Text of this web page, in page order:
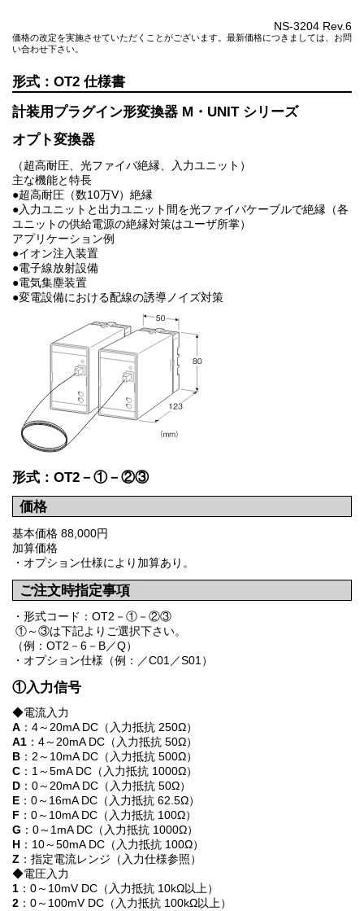
NS-3204 Rev.6
価格の改定を実施させていただくことがございます。最新価格につきましては、お問
い合わせ下さい。
OT2
計装用プラグイン形変換器 M・UNIT シリーズ
オプト変換器
（超高耐圧、光ファイバ絶縁、入力ユニット）
主な機能と特長
●超高耐圧（数10万V）絶縁
●入力ユニットと出力ユニット間を光ファイバケーブルで絶縁（各
ユニットの供給電源の絶縁対策はユーザ所掌）
アプリケーション例
●イオン注入装置
●電子線放射設備
●電気集塵装置
●変電設備における配線の誘導ノイズ対策
形式：OT2－①－②③
価格
基本価格 88,000円
加算価格
・オプション仕様により加算あり。
ご注文時指定事項
・形式コード：OT2－①－②③
①～③は下記よりご選択下さい。
（例：OT2－6－B／Q）
・オプション仕様（例：／C01／S01）
①入力信号
◆電流入力
A ：4～20mA DC（入力抵抗 250Ω）
A1 ：4～20mA DC（入力抵抗 50Ω）
B ：2～10mA DC（入力抵抗 500Ω）
C ：1～5mA DC（入力抵抗 1000Ω）
D ：0～20mA DC（入力抵抗 50Ω）
E ：0～16mA DC（入力抵抗 62.5Ω）
F ：0～10mA DC（入力抵抗 100Ω）
G ：0～1mA DC（入力抵抗 1000Ω）
H ：10～50mA DC（入力抵抗 100Ω）
Z ：指定電流レンジ（入力仕様参照）
◆電圧入力
1 ：0～10mV DC（入力抵抗 10kΩ以上）
2 ：0～100mV DC（入力抵抗 100kΩ以上）